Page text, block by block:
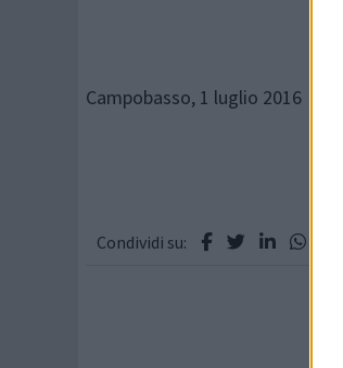
Campobasso, 1 luglio 2016
Condividi su: